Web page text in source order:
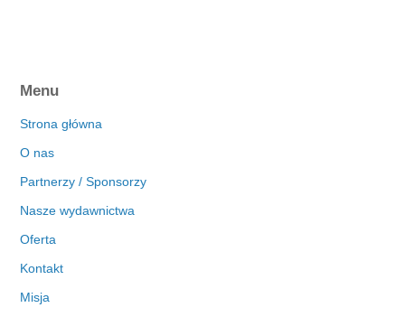
Menu
Strona główna
O nas
Partnerzy / Sponsorzy
Nasze wydawnictwa
Oferta
Kontakt
Misja